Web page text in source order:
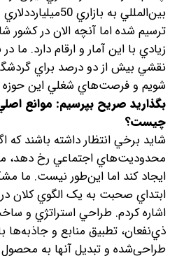
بين‌المللي به
ترسيم شده اما آنچه الان در کشور
زيادي با اين آمار و ارقام دارد. ما
نقشي بيش از دو درصد براي
شويم و فرصت‌هاي شغلي اين حوزه
بگذاريد صريح بپرسيم: موانع
چيست؟
شايد برخي انتظار داشته باشند
محدوديت‌هاي اجتماعي رخ دهد،
ايجاد کند اما اين‌طور نيست. ما
ابتداي صحبت به يک الگوي کلان
اشاره کردم. طراحي استراتژي و
ذي‌نفعان، تطبيق منابع و جاذبه‌ها
طراحي‌شده و تبديل آنها به